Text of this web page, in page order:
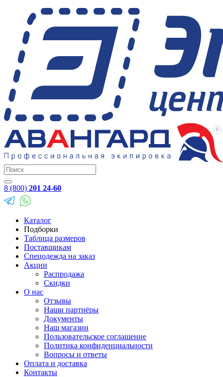
8 (800) 201 24-60
Каталог
Подборки
Таблица размеров
Поставщикам
Спецодежда на заказ
Акции
Распродажа
Скидки
О нас
Отзывы
Наши партнёры
Документы
Наш магазин
Пользовательское соглашение
Политика конфиденциальности
Вопросы и ответы
Оплата и доставка
Контакты